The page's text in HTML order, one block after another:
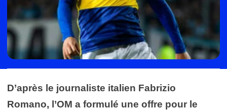
D’après le journaliste italien Fabrizio
Romano, l’OM a formulé une offre pour le